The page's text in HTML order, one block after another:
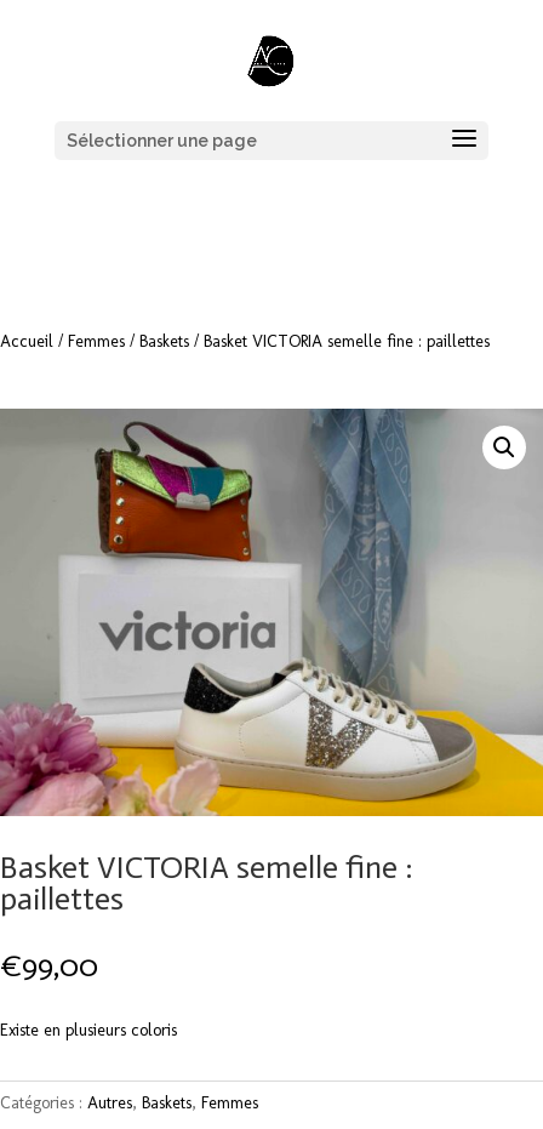
Sélectionner une page
Accueil /Femmes /Baskets / Basket VICTORIA semelle fine : paillettes
Basket VICTORIA semelle fine :
paillettes
€99,00
Existe en plusieurs coloris
Catégories : Autres, Baskets, Femmes